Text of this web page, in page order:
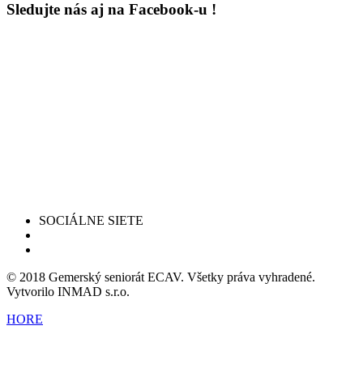
Sledujte nás aj na Facebook-u !
SOCIÁLNE SIETE
© 2018 Gemerský seniorát ECAV. Všetky práva vyhradené.
Vytvorilo INMAD s.r.o.
HORE